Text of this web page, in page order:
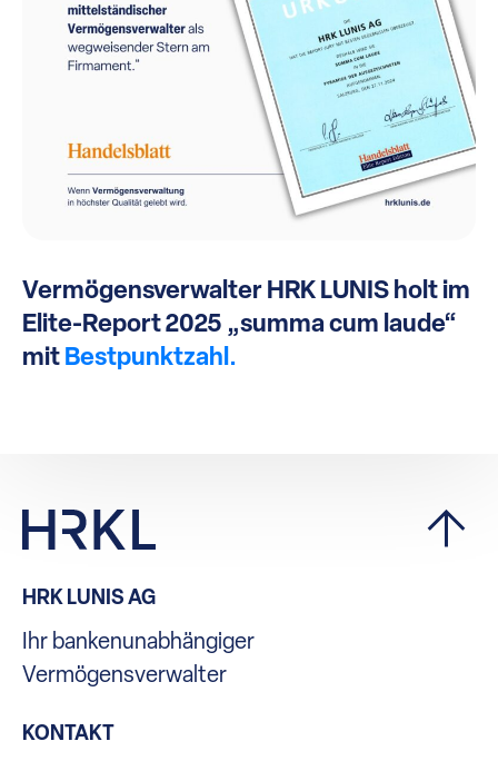
Vermögensverwalter HRK LUNIS holt im
Elite-Report 2025 „summa cum laude“
mitBestpunktzahl.
HRK LUNIS AG
Ihr bankenunabhängiger
Vermögensverwalter
KONTAKT